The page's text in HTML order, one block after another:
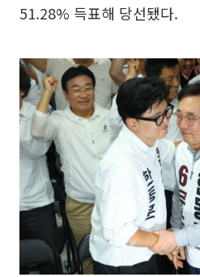
51.28% 득표해 당선됐다.